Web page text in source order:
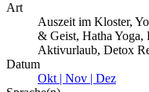
Art
Auszeit im Kloster,
& Geist, Hatha Yoga,
Aktivurlaub, Detox
Datum
Okt | Nov | Dez